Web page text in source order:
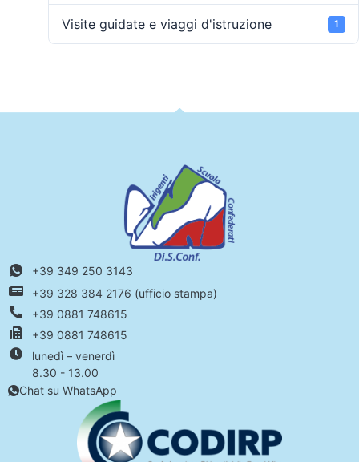
Visite guidate e viaggi d'istruzione 1
+39 349 250 3143
+39 328 384 2176 (ufficio stampa)
+39 0881 748615
+39 0881 748615
lunedì – venerdì
8.30 - 13.00
Chat su WhatsApp